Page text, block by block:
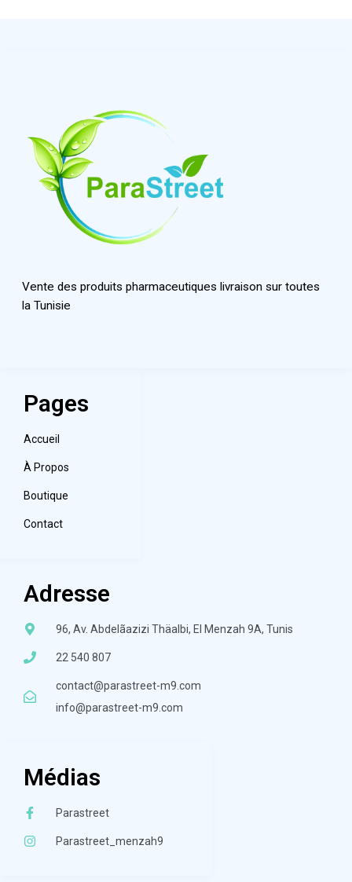
Vente des produits pharmaceutiques livraison sur toutes
la Tunisie
Pages
Accueil
À Propos
Boutique
Contact
Adresse
96, Av. Abdelãazizi Thäalbi, El Menzah 9A, Tunis
22 540 807
contact@parastreet-m9.com
info@parastreet-m9.com
Médias
Parastreet
Parastreet_menzah9